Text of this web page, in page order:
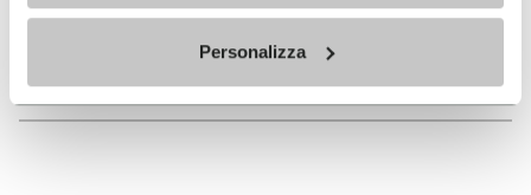
Personalizza
Vibram Technological
Center Guangzhou